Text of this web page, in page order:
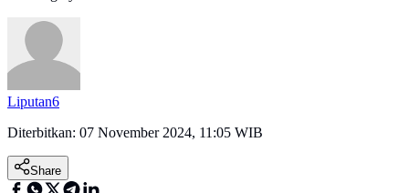
Liputan6
Diterbitkan: 07 November 2024, 11:05 WIB
Share